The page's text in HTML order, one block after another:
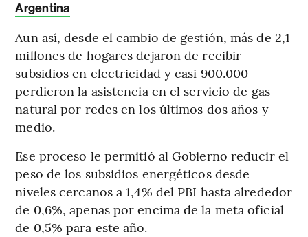
Argentina
Aun así, desde el cambio de gestión, más de 2,1
millones de hogares dejaron de recibir
subsidios en electricidad y casi 900.000
perdieron la asistencia en el servicio de gas
natural por redes en los últimos dos años y
medio.
Ese proceso le permitió al Gobierno reducir el
peso de los subsidios energéticos desde
niveles cercanos a 1,4% del PBI hasta alrededor
de 0,6%, apenas por encima de la meta oficial
de 0,5% para este año.